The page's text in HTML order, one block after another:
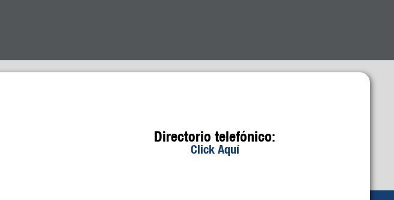
Directorio telefónico:
Click Aquí